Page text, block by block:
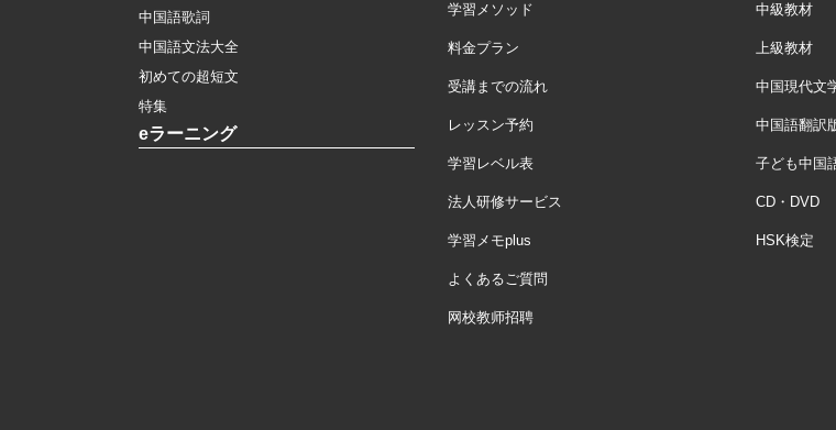
中国語歌詞
中国語文法大全
初めての超短文
特集
eラーニング
学習メソッド
料金プラン
受講までの流れ
レッスン予約
学習レベル表
法人研修サービス
学習メモplus
よくあるご質問
网校教师招聘
中級教材
上級教材
中国現代文
中国語翻訳
子ども中国
CD・DVD
HSK検定